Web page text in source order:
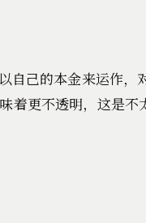
自己的本金来运作
更不透明，这是不